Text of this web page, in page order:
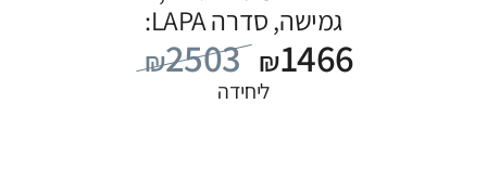
גמישה, סדרה LAPA:
נירוסטה
₪2503 ₪1466
ליחידה